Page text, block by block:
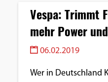
Vespa: Trimmt
mehr Power
06.02.2019
Wer in Deutschland